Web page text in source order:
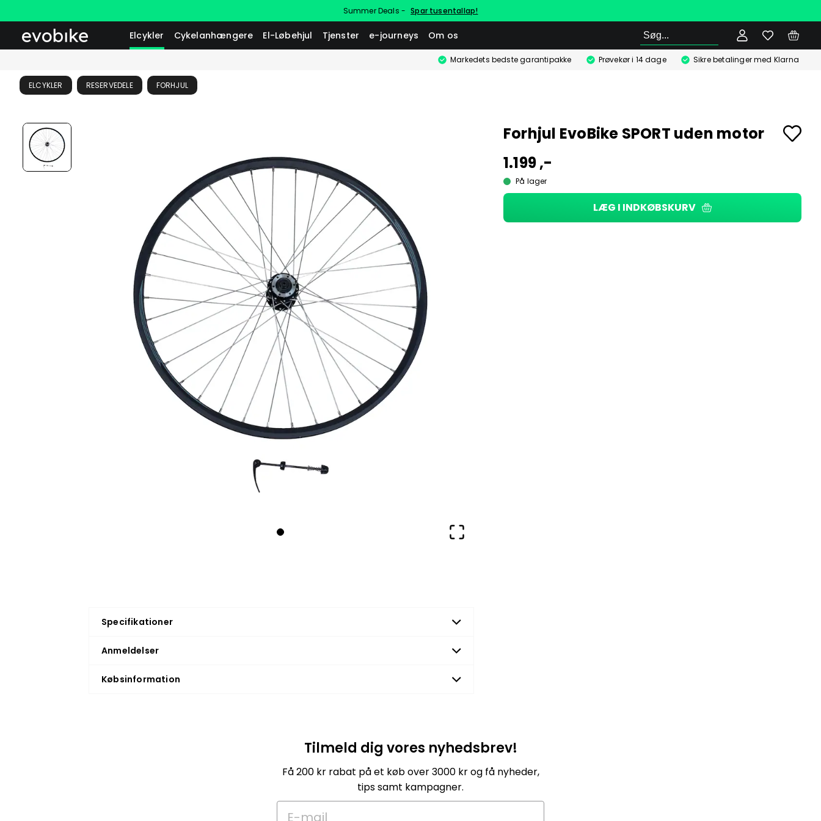
Summer Deals - Spar tusentallap!
Elcykler Cykelanhængere El-Løbehjul Tjenster e-journeys Om os Søg
Markedets bedste garantipakke Prøvekør i 14 dage Sikre betalinger med Klarna
ELCYKLER RESERVEDELE FORHJUL
Forhjul EvoBike SPORT uden motor
1.199 ,-
På lager
LÆG I INDKØBSKURV
Specifikationer
Anmeldelser
Købsinformation
Tilmeld dig vores nyhedsbrev!
Få 200 kr rabat på et køb over 3000 kr og få nyheder,
tips samt kampagner.
E-mail